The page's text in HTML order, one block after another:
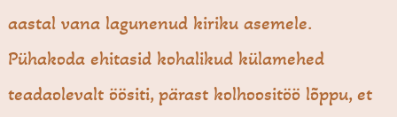
aastal vana lagunenud kiriku asemele.
Pühakoda ehitasid kohalikud külamehed
teadaolevalt öösiti, pärast kolhoositöö lõppu, et